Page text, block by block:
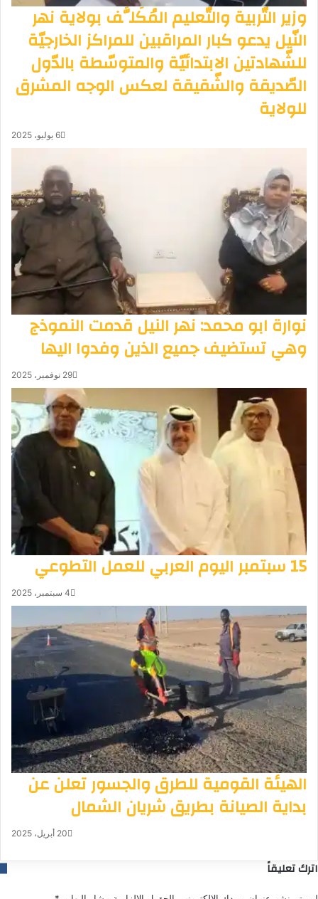
وزير التّربية والتّعليم المُكَلَّف بولاية نهر
النّيل يدعو كبار المراقبين للمراكز الخارجيّة
للشّهادتين الابتدائيّة والمتوسّطة بالدّول
الصّديقة والشّقيقة لعكس الوجه المشرق
للولاية
6 يوليو، 2025
نوارة ابو محمد: نهر النيل قدمت النموذج
وهي تستضيف جميع الذين وفدوا اليها
29 نوفمبر، 2025
15 سبتمبر اليوم العربي للعمل التطوعي
4 سبتمبر، 2025
الهيئة القومية للطرق والجسور تعلن عن
بداية الصيانة بطريق شريان الشمال
20 أبريل، 2025
اترك تعليقاً